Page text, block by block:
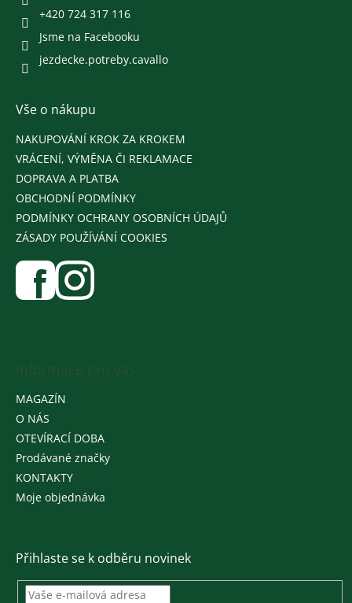
+420 724 317 116
Jsme na Facebooku
jezdecke.potreby.cavallo
Vše o nákupu
NAKUPOVÁNÍ KROK ZA KROKEM
VRÁCENÍ, VÝMĚNA ČI REKLAMACE
DOPRAVA A PLATBA
OBCHODNÍ PODMÍNKY
PODMÍNKY OCHRANY OSOBNÍCH ÚDAJŮ
ZÁSADY POUŽÍVÁNÍ COOKIES
MAGAZÍN
O NÁS
OTEVÍRACÍ DOBA
Prodávané značky
KONTAKTY
Moje objednávka
Přihlaste se k odběru novinek